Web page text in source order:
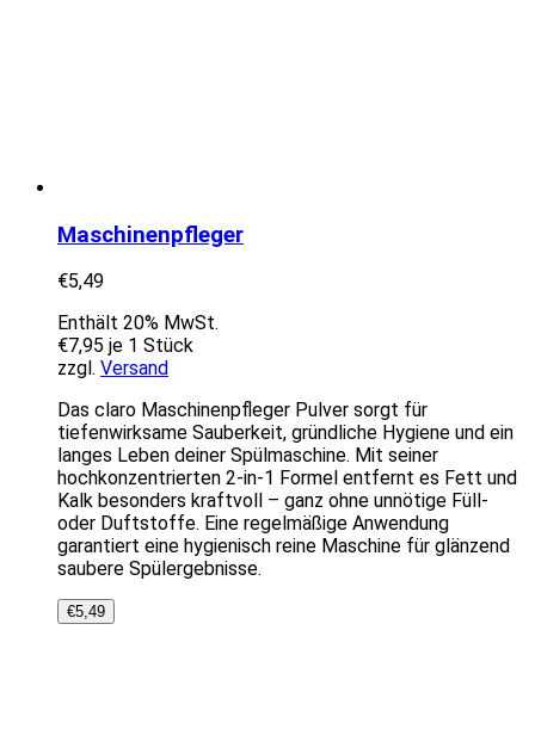
Maschinenpfleger
€5,49
Enthält 20% MwSt.
€7,95 je 1 Stück
zzgl. Versand
Das claro Maschinenpfleger Pulver sorgt für
tiefenwirksame Sauberkeit, gründliche Hygiene und ein
langes Leben deiner Spülmaschine. Mit seiner
hochkonzentrierten 2-in-1 Formel entfernt es Fett und
Kalk besonders kraftvoll – ganz ohne unnötige Füll-
oder Duftstoffe. Eine regelmäßige Anwendung
garantiert eine hygienisch reine Maschine für glänzend
saubere Spülergebnisse.
€5,49